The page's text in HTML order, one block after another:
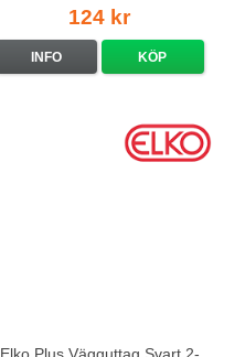
124 kr
INFO KÖP